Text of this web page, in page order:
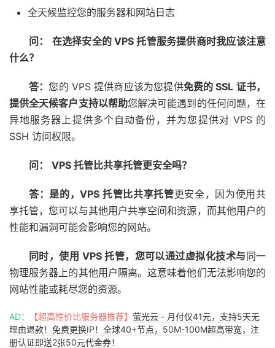
全天候监控您的服务器和网站日志
问：
在选择安全的 VPS 托管服务提供商时我应该注意
什么？
答：您的 VPS 提供商应该为您提供免费的 SSL 证书，
提供全天候客户支持以帮助您解决可能遇到的任何问题，在
异地服务器上提供多个自动备份，并为您提供对 VPS 的
SSH 访问权限。
问： VPS 托管比共享托管更安全吗？
答：是的，VPS 托管比共享托管更安全，因为使用共
享托管，您可以与其他用户共享空间和资源，而其他用户的
性能和漏洞可能会影响您的网站。
同时，使用 VPS 托管，您可以通过虚拟化技术与同一
物理服务器上的其他用户隔离。这意味着他们无法影响您的
网站性能或耗尽您的资源。
AD： 【超高性价比服务器推荐】 萤光云 - 月付仅41元，支持5天无
理由退款！免费更换IP！全球40+节点，50M-100M超高带宽，注
册认证即送2张50元代金券！